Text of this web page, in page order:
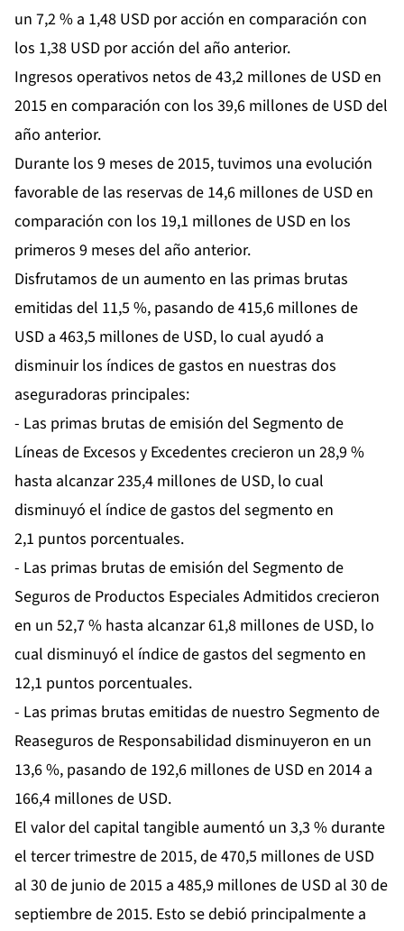
un 7,2 % a 1,48 USD por acción en comparación con
los 1,38 USD por acción del año anterior.
Ingresos operativos netos de 43,2 millones de USD en
2015 en comparación con los 39,6 millones de USD del
año anterior.
Durante los 9 meses de 2015, tuvimos una evolución
favorable de las reservas de 14,6 millones de USD en
comparación con los 19,1 millones de USD en los
primeros 9 meses del año anterior.
Disfrutamos de un aumento en las primas brutas
emitidas del 11,5 %, pasando de 415,6 millones de
USD a 463,5 millones de USD, lo cual ayudó a
disminuir los índices de gastos en nuestras dos
aseguradoras principales:
- Las primas brutas de emisión del Segmento de
Líneas de Excesos y Excedentes crecieron un 28,9 %
hasta alcanzar 235,4 millones de USD, lo cual
disminuyó el índice de gastos del segmento en
2,1 puntos porcentuales.
- Las primas brutas de emisión del Segmento de
Seguros de Productos Especiales Admitidos crecieron
en un 52,7 % hasta alcanzar 61,8 millones de USD, lo
cual disminuyó el índice de gastos del segmento en
12,1 puntos porcentuales.
- Las primas brutas emitidas de nuestro Segmento de
Reaseguros de Responsabilidad disminuyeron en un
13,6 %, pasando de 192,6 millones de USD en 2014 a
166,4 millones de USD.
El valor del capital tangible aumentó un 3,3 % durante
el tercer trimestre de 2015, de 470,5 millones de USD
al 30 de junio de 2015 a 485,9 millones de USD al 30 de
septiembre de 2015. Esto se debió principalmente a